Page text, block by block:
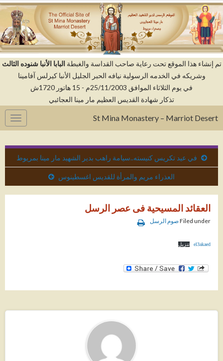
إنشاء هذا الموقع تحت رعاية صاحب القداسة والغبطةالبابا الأنبا شنوده الثالث
وشريكه في الخدمه الرسولية نيافه الحبر الجليل الأنبا كيرلس آفامينا
في يوم الثلاثاء الموافق 25/11/2003م - 15 هاتور 1720ش
تذكار شهادة القديس العظيم مار مينا العجائبي
St Mina Monastery – Marriot Desert
في عيد تكريس كنيسته..سيامة راهب بدير الشهيد مار مينا بمريوط
العذراء مريم والمرأة للقديس اغسطينوس
العقائد المسيحية فى عصر الرسل
Filed underصوم الرسل
el3akaed تنزيل